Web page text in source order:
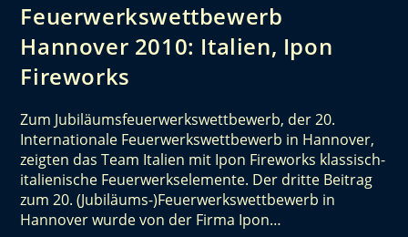
Feuerwerkswettbewerb
Hannover 2010: Italien, Ipon
Fireworks
Zum Jubiläumsfeuerwerkswettbewerb, der 20.
Internationale Feuerwerkswettbewerb in Hannover,
zeigten das Team Italien mit Ipon Fireworks klassisch-
italienische Feuerwerkselemente. Der dritte Beitrag
zum 20. (Jubiläums-)Feuerwerkswettbewerb in
Hannover wurde von der Firma Ipon…